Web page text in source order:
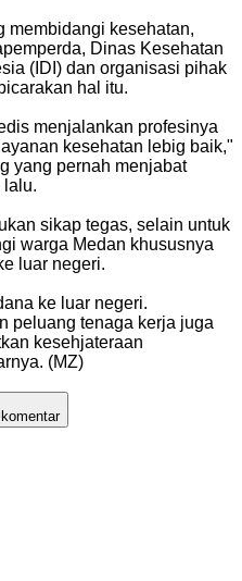
membidangi kesehatan,
Dinas Kesehatan
(IDI) dan organisasi pihak
hal itu.
menjalankan profesinya
kesehatan lebig baik,"
yang pernah menjabat
lalu.
sikap tegas, selain untuk
warga Medan khususnya
luar negeri.
ke luar negeri.
peluang tenaga kerja juga
kesehjateraan
(MZ)
komentar